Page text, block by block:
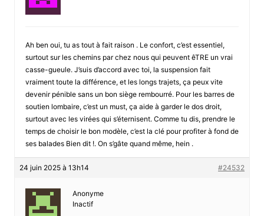
Ah ben oui, tu as tout à fait raison . Le confort, c’est essentiel,
surtout sur les chemins par chez nous qui peuvent êTRE un vrai
casse-gueule. J’suis d’accord avec toi, la suspension fait
vraiment toute la différence, et les longs trajets, ça peux vite
devenir pénible sans un bon siège rembourré. Pour les barres de
soutien lombaire, c’est un must, ça aide à garder le dos droit,
surtout avec les virées qui s’éternisent. Comme tu dis, prendre le
temps de choisir le bon modèle, c’est la clé pour profiter à fond de
ses balades Bien dit !. On s’gâte quand même, hein .
24 juin 2025 à 13h14 #24532
Anonyme
Inactif